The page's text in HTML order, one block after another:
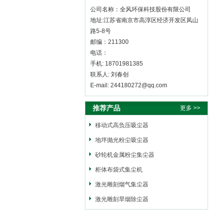
公司名称：全风环保科技股份有限公司
地址:江苏省南京市高淳区经济开发区凤山
路5-8号
邮编：211300
电话：
手机: 18701981385
联系人: 刘春创
E-mail: 244180272@qq.com
推荐产品 更多 >>
移动式高负压吸尘器
地坪抛光粉尘吸尘器
砂轮机金属粉尘集尘器
柜体布袋式集尘机
激光雕刻烟气集尘器
激光雕刻旱烟除尘器